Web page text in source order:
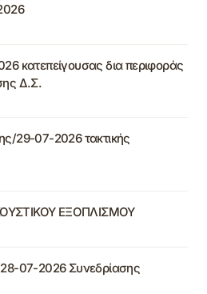
κατεπείγουσας δια περιφοράς
Δ.Σ.
29-07-2026 τακτικής
ΕΞΟΠΛΙΣΜΟΥ
07-2026 Συνεδρίασης